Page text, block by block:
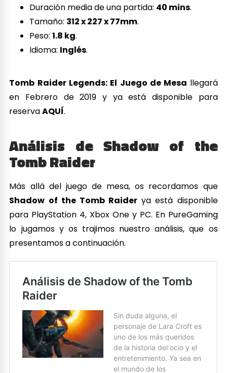
Duración media de una partida: 40 mins.
Tamaño: 312 x 227 x 77mm.
Peso:1.8 kg.
Idioma: Inglés.
Tomb Raider Legends: El Juego de Mesa llegará
en Febrero de 2019 y ya está disponible para
reservaAQUÍ.
Análisis de Shadow of the
Tomb Raider
Más allá del juego de mesa, os recordamos que
Shadow of the Tomb Raider ya está disponible
para PlayStation 4, Xbox One y PC. En PureGaming
lo jugamos y os trajimos nuestro análisis, que os
presentamos a continuación.